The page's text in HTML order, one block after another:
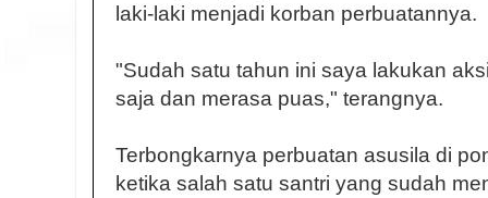
laki-laki menjadi korban perbuatannya.
"Sudah satu tahun ini saya lakukan
saja dan merasa puas," terangnya.
Terbongkarnya perbuatan asusila di
ketika salah satu santri yang sudah